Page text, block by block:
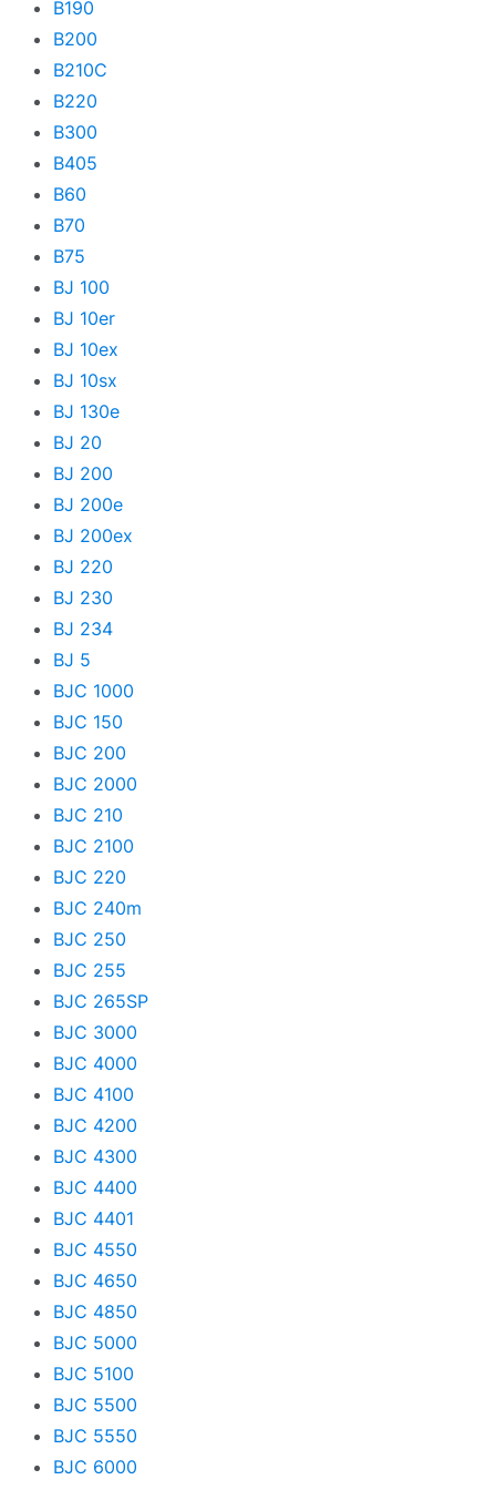
PIXMA G
PIXMA MG
PIXMA MX
PIXMA PRO
PIXMA TR
PIXMA TS
PIXMA i
PIXMA iP
PIXMA iX
Pixma
Pro
SELPHY
SmartBase
TM
TR
TS
i-SENSYS
i-SENSYS Fax
i-SENSYS MF
mini
B190
B200
B210C
B220
B300
B405
B60
B70
B75
BJ 100
BJ 10er
BJ 10ex
BJ 10sx
BJ 130e
BJ 20
BJ 200
BJ 200e
BJ 200ex
BJ 220
BJ 230
BJ 234
BJ 5
BJC 1000
BJC 150
BJC 200
BJC 2000
BJC 210
BJC 2100
BJC 220
BJC 240m
BJC 250
BJC 255
BJC 265SP
BJC 3000
BJC 4000
BJC 4100
BJC 4200
BJC 4300
BJC 4400
BJC 4401
BJC 4550
BJC 4650
BJC 4850
BJC 5000
BJC 5100
BJC 5500
BJC 5550
BJC 6000